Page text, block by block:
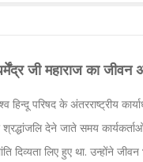
जी महाराज का जीवन
हिन्दू परिषद के अंतरराष्ट्रीय
श्रद्धांजलि देने जाते समय
दिव्यता लिए हुए था. उन्होंने